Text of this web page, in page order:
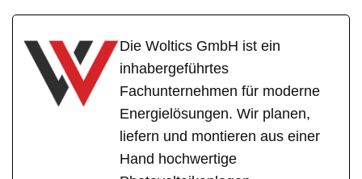
Die Woltics GmbH ist ein
inhabergeführtes
Fachunternehmen für moderne
Energielösungen. Wir planen,
liefern und montieren aus einer
Hand hochwertige